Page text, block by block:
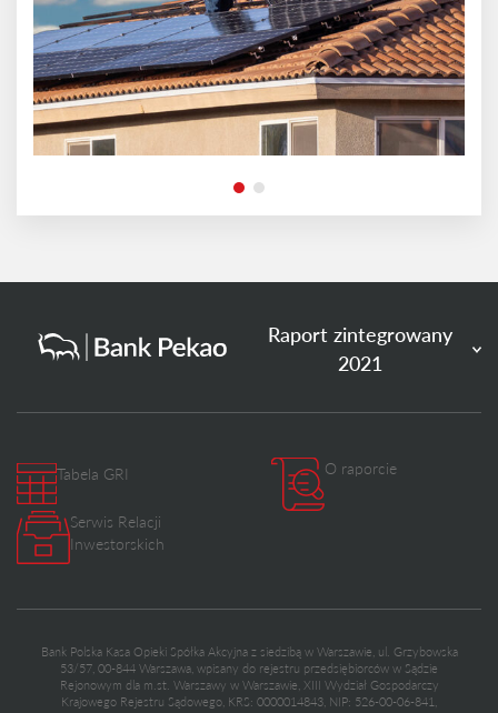
Raport zintegrowany
2021
Tabela GRI O raporcie
Serwis Relacji
Inwestorskich
Bank Polska Kasa Opieki Spółka Akcyjna z siedzibą w Warszawie, ul. Grzybowska
53/57, 00-844 Warszawa, wpisany do rejestru przedsiębiorców w Sądzie
Rejonowym dla m.st. Warszawy w Warszawie, XIII Wydział Gospodarczy
Krajowego Rejestru Sądowego, KRS: 0000014843, NIP: 526-00-06-841,